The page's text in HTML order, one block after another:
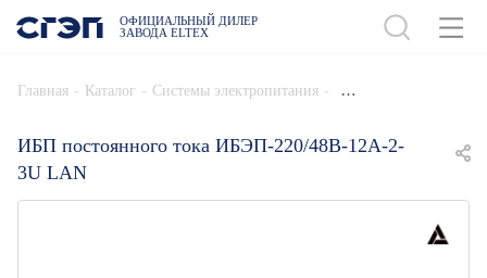
ОФИЦИАЛЬНЫЙ ДИЛЕР
ЗАВОДА ELTEX
Главная - Каталог - Системы электропитания -
ИБП постоянного тока ИБЭП-220/48B-12A-2-
3U LAN